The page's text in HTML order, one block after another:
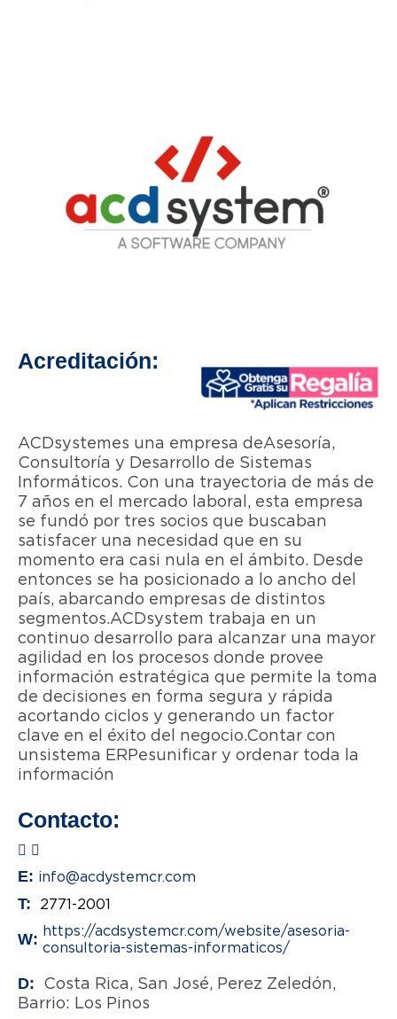
Acreditación:
ACDsystem es una empresa de Asesoría,
Consultoría y Desarrollo de Sistemas
Informáticos. Con una trayectoria de más de
7 años en el mercado laboral, esta empresa
se fundó por tres socios que buscaban
satisfacer una necesidad que en su
momento era casi nula en el ámbito. Desde
entonces se ha posicionado a lo ancho del
país, abarcando empresas de distintos
segmentos.ACDsystem trabaja en un
continuo desarrollo para alcanzar una mayor
agilidad en los procesos donde provee
información estratégica que permite la toma
de decisiones en forma segura y rápida
acortando ciclos y generando un factor
clave en el éxito del negocio.Contar con
un sistema ERP es unificar y ordenar toda la
información
Contacto:
E: info@acdystemcr.com
T: 2771-2001
W: https://acdsystemcr.com/website/asesoria-
consultoria-sistemas-informaticos/
D: Costa Rica, San José, Perez Zeledón,
Barrio: Los Pinos